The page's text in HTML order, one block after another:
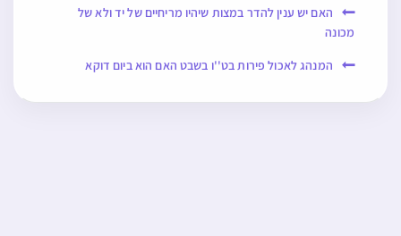
האם יש ענין להדר במצות שיהיו מריחיים של יד ולא של
מכונה
המנהג לאכול פירות בט''ו בשבט האם הוא ביום דוקא